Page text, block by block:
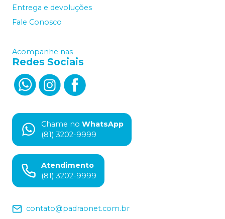
Entrega e devoluções
Fale Conosco
Acompanhe nas
Redes Sociais
Chame no WhatsApp
(81) 3202-9999
Atendimento
(81) 3202-9999
contato@padraonet.com.br